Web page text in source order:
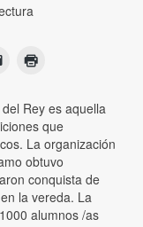
Rey es aquella
que
La organización
obtuvo
conquista de
la vereda. La
alumnos /as